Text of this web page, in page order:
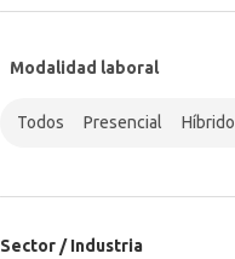
Modalidad laboral
Todos Presencial Híbrido
Sector / Industria